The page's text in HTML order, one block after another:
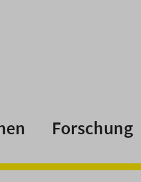
Forschung